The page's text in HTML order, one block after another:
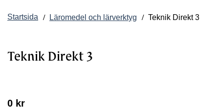
Startsida Läromedel och lärverktyg Teknik Direkt 3
Teknik Direkt 3
0 kr